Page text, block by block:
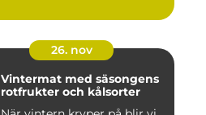
26. nov
Vintermat med säsongens
rotfrukter och kålsorter